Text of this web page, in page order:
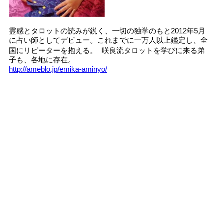
霊感とタロットの読みが鋭く、一切の独学のもと2012年5月
に占い師としてデビュー。これまでに一万人以上鑑定し、全
国にリピーターを抱える。 咲良流タロットを学びに来る弟
子も、各地に存在。
http://ameblo.jp/emika-aminyo/